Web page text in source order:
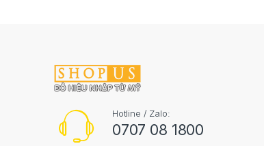
Hotline / Zalo:
0707 08 1800